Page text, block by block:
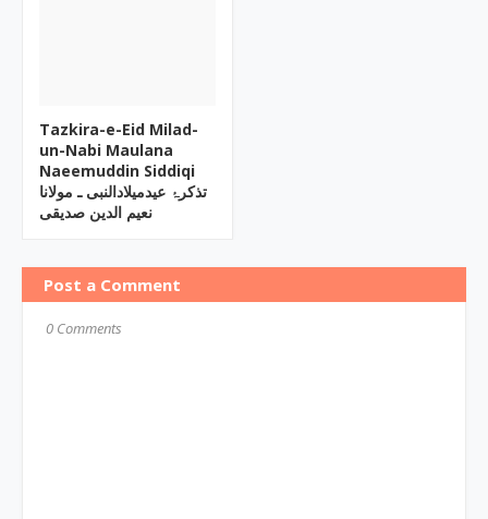
Tazkira-e-Eid Milad-
un-Nabi Maulana
Naeemuddin Siddiqi
تذکرۂ عیدمیلادالنبی ـ مولانا
نعیم الدین صدیقی
Post a Comment
0 Comments